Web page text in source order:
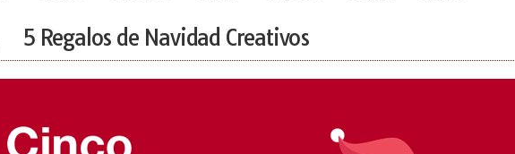
5 Regalos de Navidad Creativos